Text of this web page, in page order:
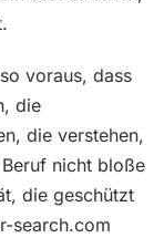
voraus, dass
die
die verstehen,
nicht bloße
die geschützt
search.com